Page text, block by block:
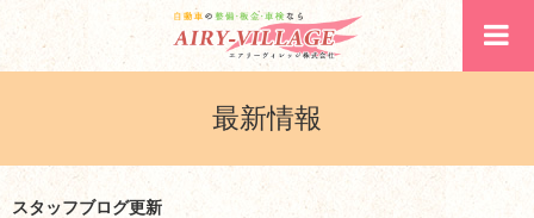
最新情報
スタッフブログ更新